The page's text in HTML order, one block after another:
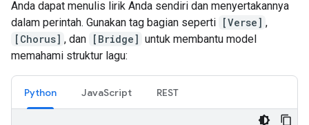
Anda dapat menulis lirik Anda sendiri dan menyertakannya
dalam perintah. Gunakan tag bagian seperti [Verse] ,
[Chorus] , dan [Bridge] untuk membantu model
memahami struktur lagu:
Python JavaScript REST